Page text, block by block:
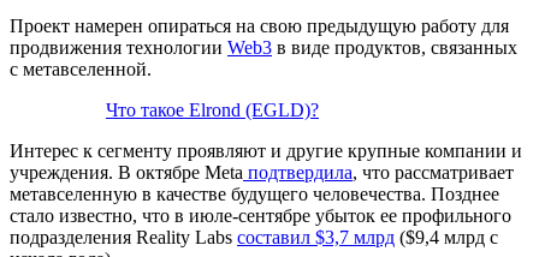
Проект намерен опираться на свою предыдущую работу для
продвижения технологии Web3 в виде продуктов, связанных
с метавселенной.
Что такое Elrond (EGLD)?
Интерес к сегменту проявляют и другие крупные компании и
учреждения. В октябре Meta подтвердила, что рассматривает
метавселенную в качестве будущего человечества. Позднее
стало известно, что в июле-сентябре убыток ее профильного
подразделения Reality Labs составил $3,7 млрд ($9,4 млрд с